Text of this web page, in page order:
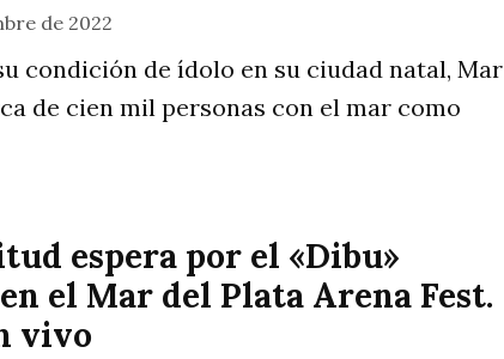
de 2022
condición de ídolo en su ciudad natal, Mar
de cien mil personas con el mar como
espera por el «Dibu»
el Mar del Plata Arena Fest.
vivo